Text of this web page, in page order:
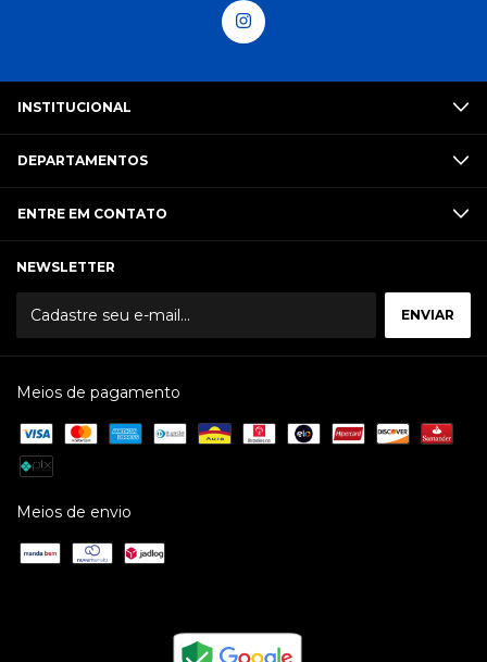
INSTITUCIONAL
DEPARTAMENTOS
ENTRE EM CONTATO
NEWSLETTER
Meios de pagamento
Meios de envio